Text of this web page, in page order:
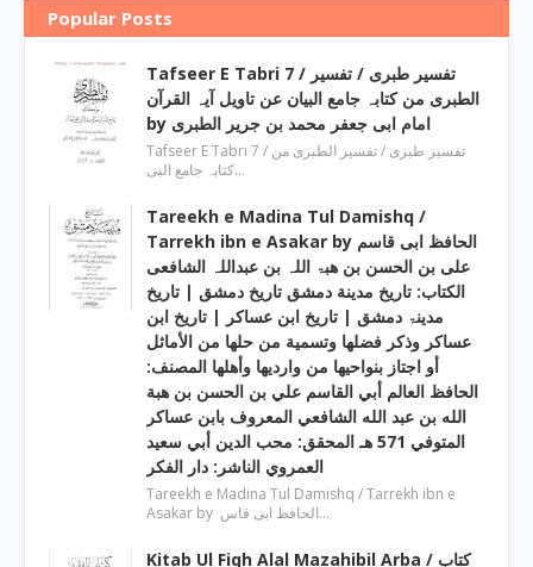
Popular Posts
Tafseer E Tabri 7 / تفسیر طبری / تفسیر
الطبری من کتابہ جامع البیان عن تاویل آیہ القرآن
by امام ابی جعفر محمد بن جریر الطبری
Tafseer E Tabri 7 / تفسیر طبری / تفسیر الطبری من
کتابہ جامع البی…
Tareekh e Madina Tul Damishq /
Tarrekh ibn e Asakar by الحافظ ابی قاسم
علی بن الحسن بن ھبۃ اللہ بن عبداللہ الشافعی
الكتاب: تاريخ مدينة دمشق تاريخ دمشق | تاریخ
مدینۃ دمشق | تاریخ ابن عساکر | تاريخ ابن
عساكر وذكر فضلها وتسمية من حلها من الأماثل
أو اجتاز بنواحيها من وارديها وأهلها المصنف:
الحافظ العالم أبي القاسم علي بن الحسن بن هبة
الله بن عبد الله الشافعي المعروف بابن عساكر
المتوفي 571 هـ المحقق: محب الدين أبي سعيد
العمروي الناشر: دار الفكر
Tareekh e Madina Tul Damishq / Tarrekh ibn e
Asakar by الحافظ ابی قاس…
Kitab Ul Fiqh Alal Mazahibil Arba / کتاب